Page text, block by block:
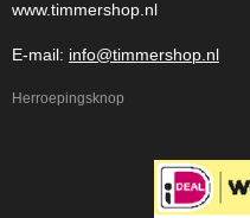
www.timmershop.nl
E-mail: info@timmershop.nl
Herroepingsknop